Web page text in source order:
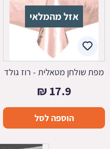
אזל מהמלאי
מפת שולחן מטאלית - רוז גולד
17.9
₪
הוספה לסל